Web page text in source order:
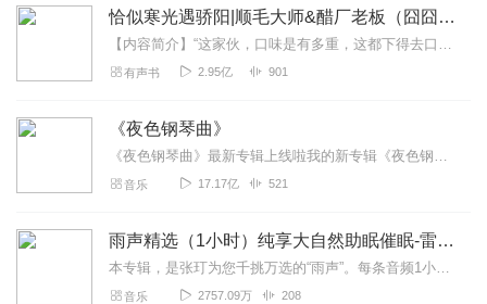
恰似寒光遇骄阳|顺毛大师&醋厂老板（囧囧有妖著）
【内容简介】“这家伙，口味是有多重，这都下得去口？”一觉醒来，她看着镜子里的自己，爆炸头血腥纹身脸化得像鬼，多看一秒都辣眼睛。重生前，她另有所爱，一心逃离，与...
有声书 2.95亿 901
《夜色钢琴曲》
《夜色钢琴曲》最新专辑上线啦我的新专辑《夜色钢琴曲最新专辑》（点击跳转）已经上线，新专辑是《夜色钢琴曲》的升级版，我精选了诸多经典原创作品与大家分享，愿未来...
音乐 17.17亿 521
雨声精选（1小时）纯享大自然助眠催眠-雷雨声，下雨
本专辑，是张玎为您千挑万选的“雨声”。每条音频1小时，中间没有打扰。有轻柔细雨、淅淅沥沥；雨滴入水，滴答作响；隐隐雷声，隆隆为伴；流水潺潺，映入耳畔。这里没有音...
音乐 2757.09万 208